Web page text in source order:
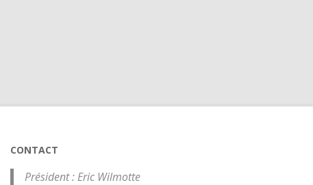
CONTACT
Président : Eric Wilmotte